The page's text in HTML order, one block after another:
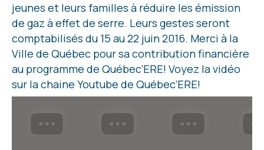
jeunes et leurs familles à réduire les émission
de gaz à effet de serre. Leurs gestes seront
comptabilisés du 15 au 22 juin 2016. Merci à la
Ville de Québec pour sa contribution financière
au programme de Québec’ERE! Voyez la vidéo
sur la chaine Youtube de Québec’ERE!